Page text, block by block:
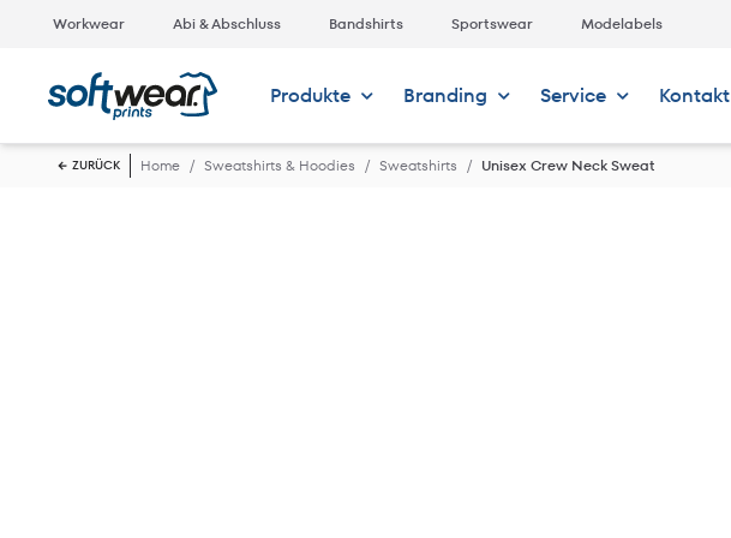
Workwear Abi & Abschluss Bandshirts Sportswear Modelabels
Produkte Branding Service Kontakt
ZURÜCK Home Sweatshirts & Hoodies Sweatshirts Unisex Crew Neck Sweat